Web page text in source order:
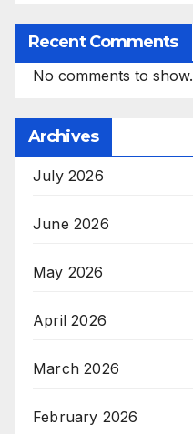
Recent Comments
No comments to show.
Archives
July 2026
June 2026
May 2026
April 2026
March 2026
February 2026